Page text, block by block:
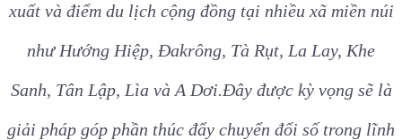
xuất và điểm du lịch cộng đồng tại nhiều xã miền núi
như Hướng Hiệp, Đakrông, Tà Rụt, La Lay, Khe
Sanh, Tân Lập, Lìa và A Dơi.Đây được kỳ vọng sẽ là
giải pháp góp phần thúc đẩy chuyển đổi số trong lĩnh